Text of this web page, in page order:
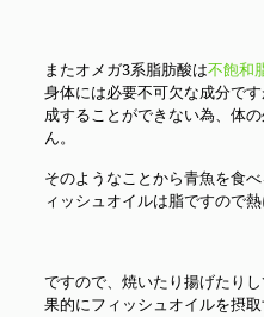
またオメガ3系脂肪酸は不飽和
身体には必要不可欠な成分で
成することができない為、体
ん。
そのようなことから青魚を食
ィッシュオイルは脂ですので
ですので、焼いたり揚げたり
果的にフィッシュオイルを摂